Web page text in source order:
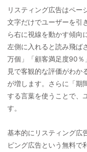
リスティング広告はペー
文字だけでユーザーを引
ら右に視線を動かす傾向
左側に入れると読み飛ば
万個」「顧客満足度90％
見で客観的な評価がわか
が増します。さらに「期
する言葉を使うことで、
す。
基本的にリスティング広
ピング広告という無料で